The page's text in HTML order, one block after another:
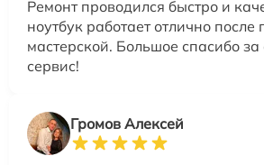
Ремонт проводился быстро и
ноутбук работает отлично после
мастерской. Большое спасибо
сервис!
Громов Алексей